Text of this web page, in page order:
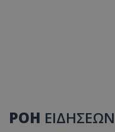
ΡΟΗ ΕΙΔΗΣΕΩΝ